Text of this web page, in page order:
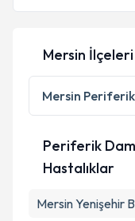
E-posta
Kişisel
Metni'ni
Mersin İlçeleri
Mersin
Periferik
Hastalıklar
Mersin Yenişehir